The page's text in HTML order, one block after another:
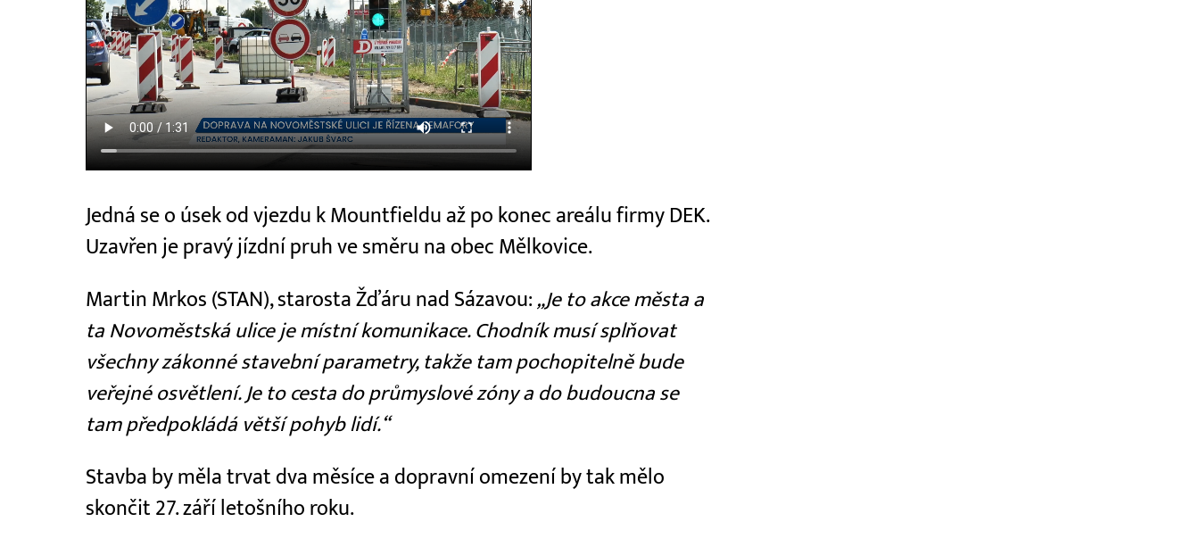
Jedná se o úsek od vjezdu k Mountfieldu až po konec areálu firmy DEK.
Uzavřen je pravý jízdní pruh ve směru na obec Mělkovice.
Martin Mrkos (STAN), starosta Žďáru nad Sázavou: „Je to akce města a
ta Novoměstská ulice je místní komunikace. Chodník musí splňovat
všechny zákonné stavební parametry, takže tam pochopitelně bude
veřejné osvětlení. Je to cesta do průmyslové zóny a do budoucna se
tam předpokládá větší pohyb lidí.“
Stavba by měla trvat dva měsíce a dopravní omezení by tak mělo
skončit 27. září letošního roku.